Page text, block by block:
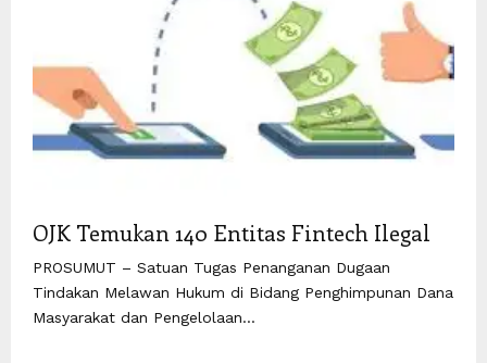
OJK Temukan 140 Entitas Fintech Ilegal
PROSUMUT – Satuan Tugas Penanganan Dugaan
Tindakan Melawan Hukum di Bidang Penghimpunan Dana
Masyarakat dan Pengelolaan...